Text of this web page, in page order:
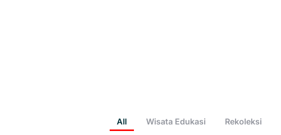
All Wisata Edukasi Rekoleksi